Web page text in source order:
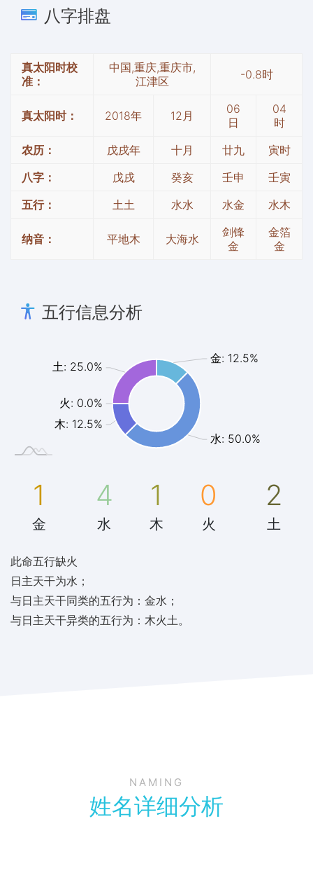
八字排盘
真太阳时校
准：
中国,重庆,重庆市,
江津区
-0.8时
真太阳时： 2018年 12月
06
日
04
时
农历：
戊戌年 十月 廿九
寅时
八字：
戊戌 癸亥 壬申
壬寅
五行：
土土 水水 水金 水木
纳音： 平地木 大海水
剑锋
金
金箔
金
五行信息分析
金: 12.5%
水: 50.0%
木: 12.5%
火: 0.0%
土: 25.0%
1
金
4
水
1
木
0
火
2
土
此命五行缺火
日主天干为水；
与日主天干同类的五行为：金水；
与日主天干异类的五行为：木火土。
NAMING
姓名详细分析